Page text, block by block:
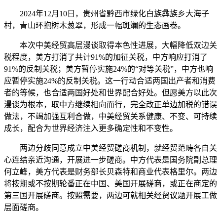
2024年12月10日，贵州省黔西市绿化白族彝族乡大海子
村，青山环抱树木葱翠，形成一幅斑斓的生态画卷。
本次中美经贸高层漫谈取得本色性进展，大幅降低双边关
税程度，美方打消了共计91%的加征关税，中方响应打消了
91%的反制关税；美方暂停实施24%的“对等关税”，中方也响
应暂停实施24%的反制关税。这一行动合适两国出产者和消费
者的等候，也合适两国好处和世界配合好处。但愿美方以此次
漫谈为根本，取中方继续相向而行，完全改正单边加税的错误
做法，不竭加强互利合做，中美经贸关系健康、不变、可持续
成长，配合为世界经济注入更多确定性和不变性。
两边分歧同意成立中美经贸磋商机制，就经贸范畴各自关
心连结亲近沟通，开展进一步磋商。中方代表是国务院副总理
何立峰，美方代表是财务部长贝森特和商业代表格里尔。两边
将按期或不按期轮番正在中国、美国开展磋商，或正在商定的
第三国开展磋商。按照需要，两边可就相关经贸议题开展工做
层面磋商。